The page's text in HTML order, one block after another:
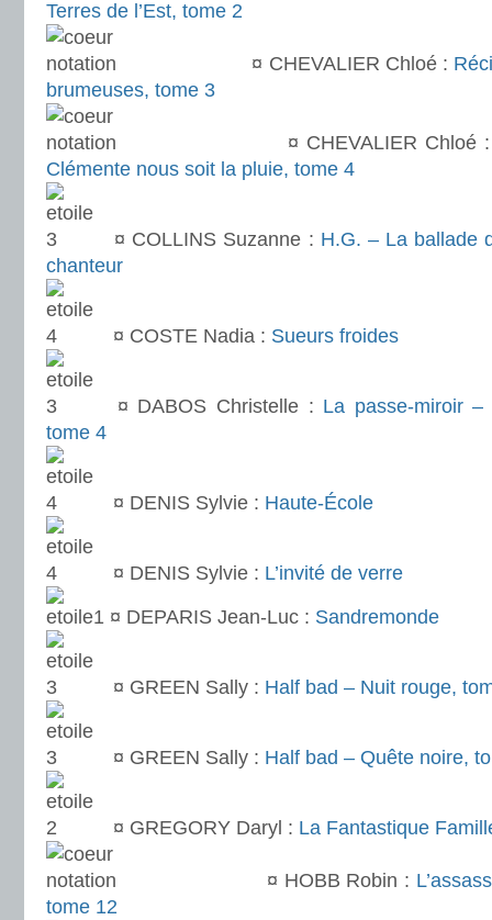
Terres de l’Est, tome 2
¤ CHEVALIER Chloé :
brumeuses, tome 3
¤ CHEVALIER Chloé
Clémente nous soit la pluie, tome 4
¤ COLLINS Suzanne : H.G. – La ballade
chanteur
¤ COSTE Nadia : Sueurs froides
¤ DABOS Christelle : La passe-miroir
tome 4
¤ DENIS Sylvie : Haute-École
¤ DENIS Sylvie : L’invité de verre
¤ DEPARIS Jean-Luc : Sandremonde
¤ GREEN Sally : Half bad – Nuit rouge,
¤ GREEN Sally : Half bad – Quête noire,
¤ GREGORY Daryl : La Fantastique
¤ HOBB Robin :
tome 12